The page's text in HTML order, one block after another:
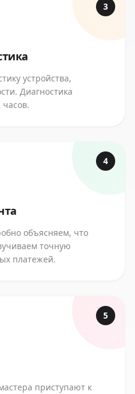
3
устройства,
Диагностика
4
объясняем, что
точную
платежей.
5
приступают к